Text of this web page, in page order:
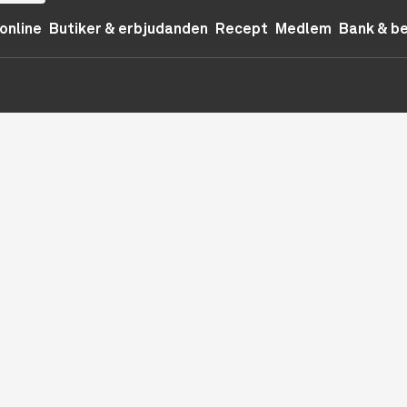
Butiker & erbjudanden Recept Medlem Bank &